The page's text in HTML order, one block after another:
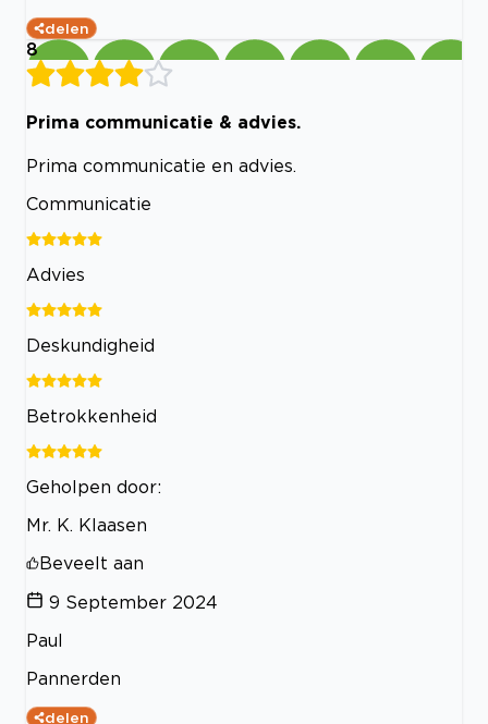
delen
8
Prima communicatie & advies.
Prima communicatie en advies.
Communicatie
Advies
Deskundigheid
Betrokkenheid
Geholpen door:
Mr. K. Klaasen
Beveelt aan
9 September 2024
Paul
Pannerden
delen